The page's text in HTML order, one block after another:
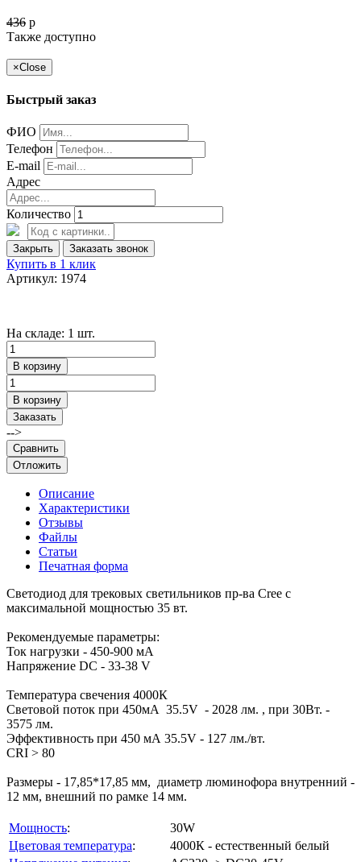
436 p
Также доступно
×Close
Быстрый заказ
ФИО
Телефон
E-mail
Адрес
Количество
Закрыть Заказать звонок
Купить в 1 клик
Артикул: 1974
На складе: 1 шт.
В корзину
В корзину
Заказать
-->
Сравнить
Отложить
Описание
Характеристики
Отзывы
Файлы
Статьи
Печатная форма
Светодиод для трековых светильников пр-ва Cree с
максимальной мощностью 35 вт.
Рекомендуемые параметры:
Ток нагрузки - 450-900 мА
Напряжение DC - 33-38 V
Температура свечения 4000К
Световой поток при 450мА 35.5V - 2028 лм. , при 30Вт. -
3575 лм.
Эффективность при 450 мА 35.5V - 127 лм./вт.
CRI > 80
Размеры - 17,85*17,85 мм, диаметр люминофора внутренний -
12 мм, внешний по рамке 14 мм.
Мощность:
30W
Цветовая температура:
4000К - естественный белый